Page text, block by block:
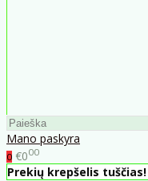
Mano paskyra
0 €000
Prekių krepšelis tuščias!